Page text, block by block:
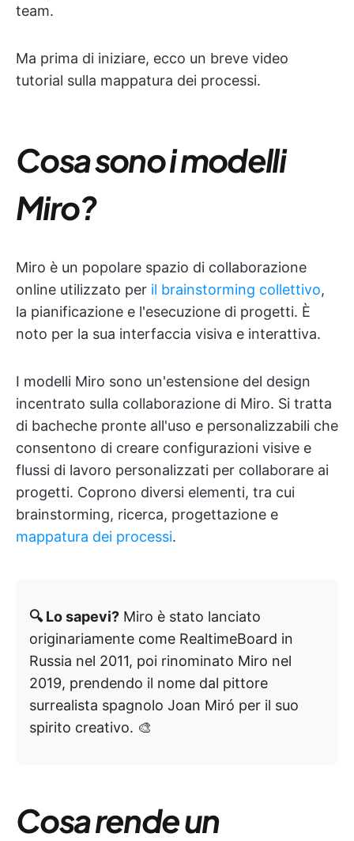
team.
Ma prima di iniziare, ecco un breve video
tutorial sulla mappatura dei processi.
Cosa sono i modelli
Miro?
Miro è un popolare spazio di collaborazione
online utilizzato per il brainstorming collettivo,
la pianificazione e l'esecuzione di progetti. È
noto per la sua interfaccia visiva e interattiva.
I modelli Miro sono un'estensione del design
incentrato sulla collaborazione di Miro. Si tratta
di bacheche pronte all'uso e personalizzabili che
consentono di creare configurazioni visive e
flussi di lavoro personalizzati per collaborare ai
progetti. Coprono diversi elementi, tra cui
brainstorming, ricerca, progettazione e
mappatura dei processi.
🔍 Lo sapevi? Miro è stato lanciato
originariamente come RealtimeBoard in
Russia nel 2011, poi rinominato Miro nel
2019, prendendo il nome dal pittore
surrealista spagnolo Joan Miró per il suo
spirito creativo. 🎨
Cosa rende un